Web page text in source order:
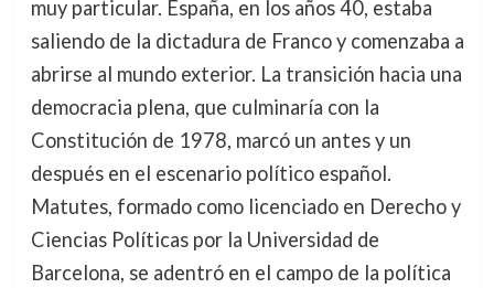
muy particular. España, en los años 40, estaba
saliendo de la dictadura de Franco y comenzaba a
abrirse al mundo exterior. La transición hacia una
democracia plena, que culminaría con la
Constitución de 1978, marcó un antes y un
después en el escenario político español.
Matutes, formado como licenciado en Derecho y
Ciencias Políticas por la Universidad de
Barcelona, se adentró en el campo de la política